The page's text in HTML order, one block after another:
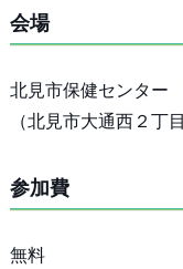
会場
北見市保健センター
（北見市大通西２丁
参加費
無料